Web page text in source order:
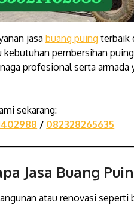
jasa buang puing terbaik
pembersihan
profesional serta
sekarang:
/ 082328265635
Jasa Buang
atau renovasi seperti